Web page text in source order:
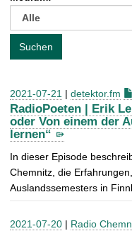
c
e
h
:
Suchen
2021-07-21 | detektor.fm
RadioPoeten | Erik
oder Von einem der
lernen“
In dieser Episode
Chemnitz, die
Auslandssemesters in
2021-07-20 | Radio